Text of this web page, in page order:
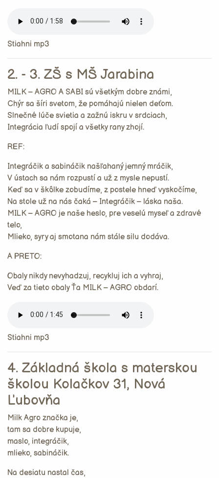
Stiahni mp3
2. - 3. ZŠ s MŠ Jarabina
MILK – AGRO A SABI sú všetkým dobre známi,
Chýr sa šíri svetom, že pomáhajú nielen deťom.
Slnečné lúče svietia a zažnú iskru v srdciach,
Integrácia ľudí spojí a všetky rany zhojí.
REF:
Integráčik a sabináčik našľahaný jemný mráčik,
V ústach sa nám rozpustí a už z mysle nepustí.
Keď sa v škôlke zobudíme, z postele hneď vyskočíme,
Na stole už na nás čaká – Integráčik – láska naša.
MILK – AGRO je naše heslo, pre veselú myseľ a zdravé
telo,
Mlieko, syry aj smotana nám stále silu dodáva.
A PRETO:
Obaly nikdy nevyhadzuj, recykluj ich a vyhraj,
Veď za tieto obaly Ťa MILK – AGRO obdarí.
Stiahni mp3
4. Základná škola s materskou
školou Kolačkov 31, Nová
Ľubovňa
Milk Agro značka je,
tam sa dobre kupuje,
maslo, integráčik,
mlieko, sabináčik.
Na desiatu nastal čas,